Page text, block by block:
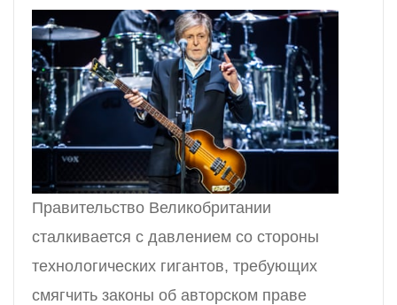
Правительство Великобритании
сталкивается с давлением со стороны
технологических гигантов, требующих
смягчить законы об авторском праве